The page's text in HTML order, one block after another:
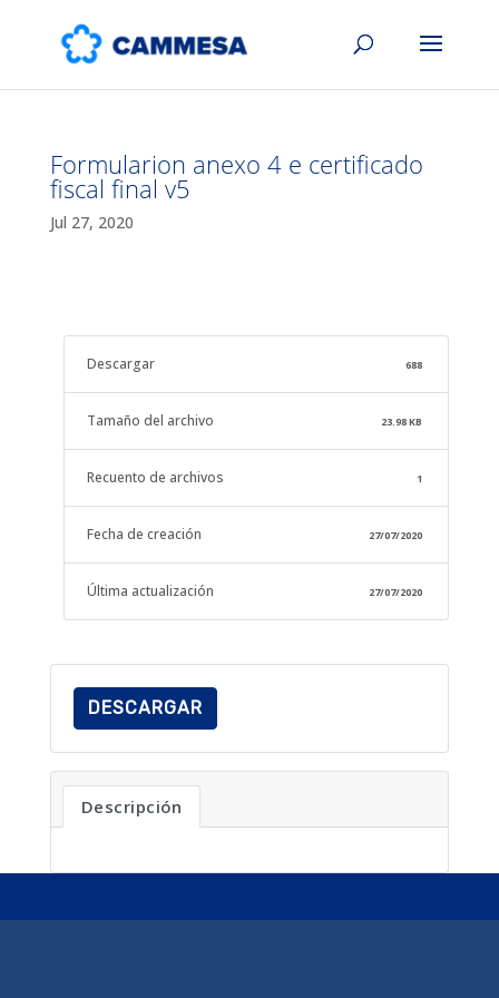
Formularion anexo 4 e certificado
fiscal final v5
Jul 27, 2020
Descargar 688
Tamaño del archivo 23.98 KB
Recuento de archivos 1
Fecha de creación 27/07/2020
Última actualización 27/07/2020
DESCARGAR
Descripción